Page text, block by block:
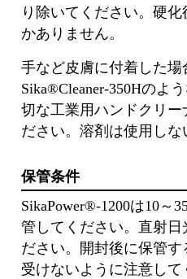
り除いてください。硬
かありません。
⼿など⽪膚に付着した場
Sika®Cleaner-350Hのよ
切な⼯業⽤ハンドクリー
ださい。溶剤は使⽤しな
保管条件
SikaPower®-1200は10～
管してください。直射日
ださい。開封後に保管
受けないように注意して